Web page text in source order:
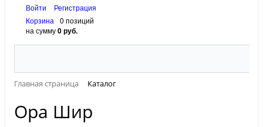
Войти
Регистрация
Корзина
0 позиций
на сумму0 руб.
Главная страница Каталог
Ора Шир